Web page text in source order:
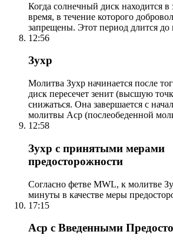
Когда солнечный диск находится в
время, в течение которого
запрещены. Этот период длится до
12:56
Зухр
Молитва Зухр начинается после
диск пересечет зенит (высшую
снижаться. Она завершается с
молитвы Аср (послеобеденной
12:58
Зухр с принятыми мерами
предосторожности
Согласно фетве MWL, к молитве
минуты в качестве меры
17:15
Аср с Введенными